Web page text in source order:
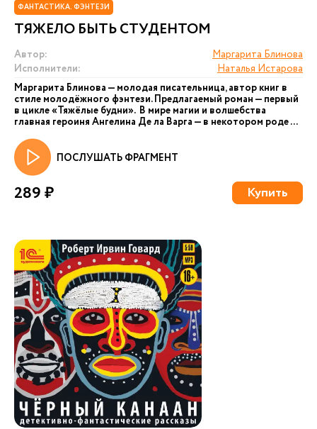
ФАНТАСТИКА. ФЭНТЕЗИ
ТЯЖЕЛО БЫТЬ СТУДЕНТОМ
Автор:
Маргарита Блинова
Исполнители:
Наталья Истарова
Маргарита Блинова — молодая писательница, автор книг в
стиле молодёжного фэнтези. Предлагаемый роман — первый
в цикле «Тяжёлые будни». В мире магии и волшебства
главная героиня Ангелина Де ла Варга — в некотором роде ...
ПОСЛУШАТЬ ФРАГМЕНТ
289 ₽ Купить